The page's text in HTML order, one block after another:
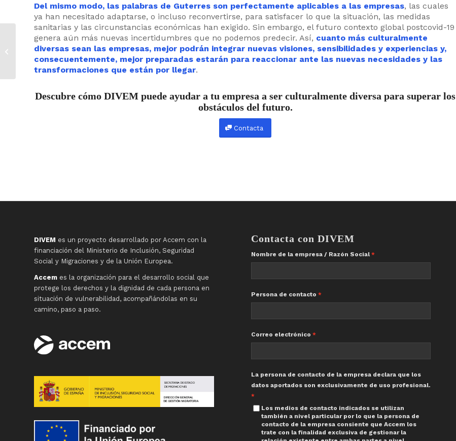
Del mismo modo, las palabras de Guterres son perfectamente aplicables a las empresas, las cuales
ya han necesitado adaptarse, o incluso reconvertirse, para satisfacer lo que la situación, las medidas
sanitarias y las circunstancias económicas han exigido. Sin embargo, el futuro contexto global postcovid-19
genera aún más nuevas incertidumbres que no podemos predecir. Así, cuanto más culturalmente
diversas sean las empresas, mejor podrán integrar nuevas visiones, sensibilidades y experiencias y,
consecuentemente, mejor preparadas estarán para reaccionar ante las nuevas necesidades y las
transformaciones que están por llegar.
Descubre cómo DIVEM puede ayudar a tu empresa a ser culturalmente diversa para superar los
obstáculos del futuro.
Contacta
DIVEM es un proyecto desarrollado por Accem con la
financiación del Ministerio de Inclusión, Seguridad
Social y Migraciones y de la Unión Europea.
Accem es la organización para el desarrollo social que
protege los derechos y la dignidad de cada persona en
situación de vulnerabilidad, acompañándolas en su
camino, paso a paso.
Contacta con DIVEM
Nombre de la empresa / Razón Social
Persona de contacto
Correo electrónico
La persona de contacto de la empresa declara que los
datos aportados son exclusivamente de uso profesional.
Los medios de contacto indicados se utilizan
también a nivel particular por lo que la persona de
contacto de la empresa consiente que Accem los
trate con la finalidad exclusiva de gestionar la
Alimerka: “Solo
podemos ser
competitivos si las
personas que